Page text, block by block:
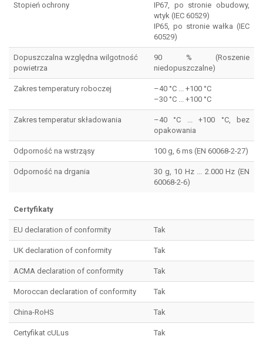
Stopień ochrony
IP67, po stronie obudowy,
wtyk (IEC 60529)
IP65, po stronie wałka (IEC
60529)
Dopuszczalna względna wilgotność
powietrza
90 % (Roszenie
niedopuszczalne)
Zakres temperatury roboczej
–40 °C ... +100 °C
–30 °C ... +100 °C
Zakres temperatur składowania
–40 °C ... +100 °C, bez
opakowania
Odporność na wstrząsy 100 g, 6 ms (EN 60068-2-27)
Odporność na drgania
30 g, 10 Hz ... 2.000 Hz (EN
60068-2-6)
Certyfikaty
EU declaration of conformity Tak
UK declaration of conformity Tak
ACMA declaration of conformity Tak
Moroccan declaration of conformity Tak
China-RoHS Tak
Certyfikat cULus Tak